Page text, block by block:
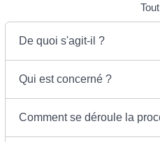
De quoi s'agit-il ?
Qui est concerné ?
Comment se déroule la